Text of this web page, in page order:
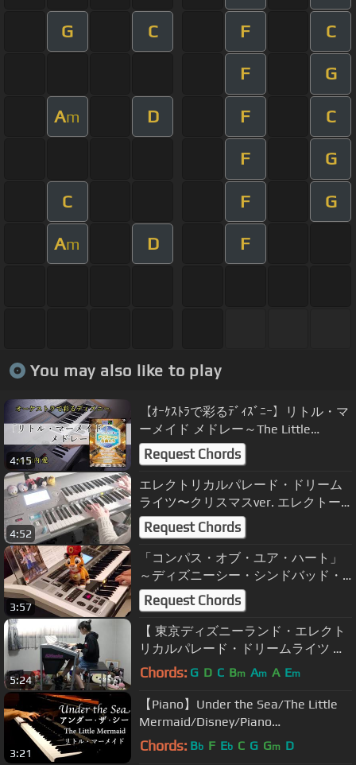
G C F C
F G
Am D F C
F G
C F G
Am D F
You may also like to play
4:15
【ｵｰｹｽﾄﾗで彩るﾃﾞｨｽﾞﾆｰ】リトル・マ
ーメイド メドレー～The Little
Mermaid～
Request Chords
4:52
エレクトリカルパレード・ドリーム
ライツ〜クリスマスver. エレクトー
ンRequest Chords
3:57
「コンパス・オブ・ユア・ハート」
～ディズニーシー・シンドバッド・
ストーリーブック・ヴォヤッジより
～エレクトーン演奏 5~3級
Request Chords
5:24
【 東京ディズニーランド・エレクト
リカルパレード・ドリームライツ 】
エレクトーン演奏
Chords: G D C Bm Am A Em
3:21
【Piano】Under the Sea/The Little
Mermaid/Disney/Piano
cover/CANACANA
Chords: Bb F Eb C G Gm D